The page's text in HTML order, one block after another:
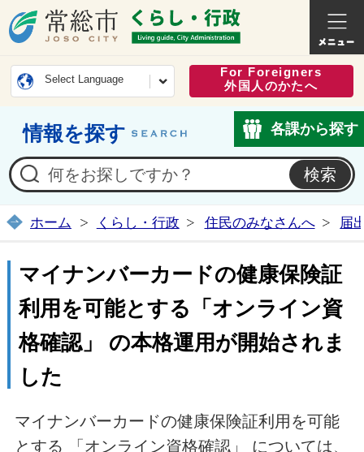
常総市公式ホームページ
くらし
Select Language
For Foreigners
外国人のかたへ
情報を探す 各課から探す
ホーム くらし・行政 住民のみなさんへ 届
マイナンバーカードの健康保険証
利用を可能とする「オンライン資
格確認」 の本格運用が開始されま
した
マイナンバーカードの健康保険証利用を可能
とする 「オンライン資格確認」 については、